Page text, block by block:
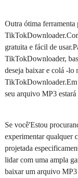
Outra ótima
gratuita e fácil de
TikTokDownloader,
deseja baixar e colá -lo
TikTokDownloader.Em
seu arquivo MP3
Se você'Estou
experimentar qualquer
projetada
lidar com uma ampla
baixar um arquivo MP3